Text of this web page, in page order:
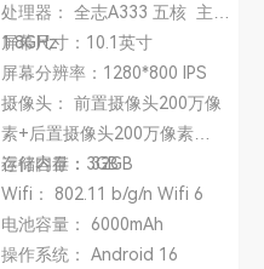
处理器： 全志A333 五核 主频
1.8GHz
屏幕尺寸：10.1英寸
屏幕分辨率：1280*800 IPS
摄像头： 前置摄像头200万像
素+后置摄像头200万像素
运行内存：3GB
存储容量： 32GB
Wifi： 802.11 b/g/n Wifi 6
电池容量： 6000mAh
操作系统： Android 16